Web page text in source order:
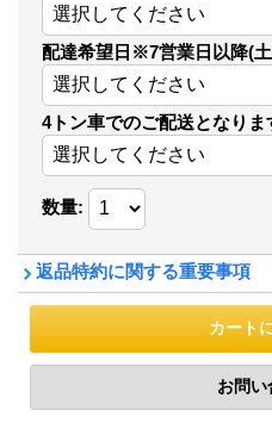
配達希望日※7営業日以降(
4トン車でのご配送となりま
数量:
返品特約に関する重要事項